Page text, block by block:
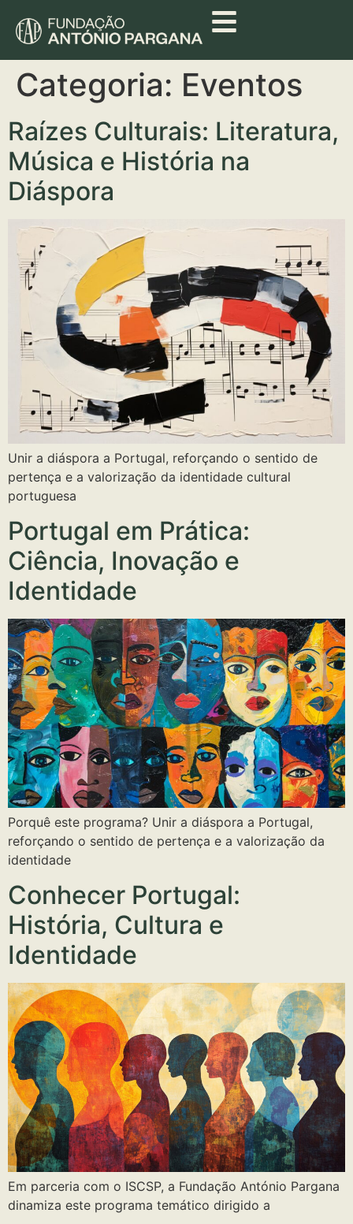
Categoria: Eventos
Raízes Culturais: Literatura,
Música e História na
Diáspora
Unir a diáspora a Portugal, reforçando o sentido de
pertença e a valorização da identidade cultural
portuguesa
Portugal em Prática:
Ciência, Inovação e
Identidade
Porquê este programa? Unir a diáspora a Portugal,
reforçando o sentido de pertença e a valorização da
identidade
Conhecer Portugal:
História, Cultura e
Identidade
Em parceria com o ISCSP, a Fundação António Pargana
dinamiza este programa temático dirigido a